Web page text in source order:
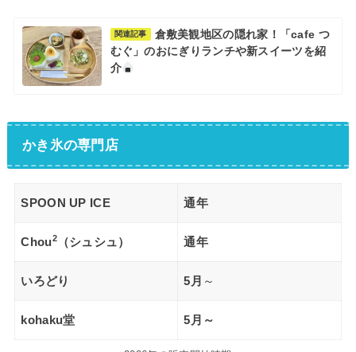
関連記事
倉敷美観地区の隠れ家！「cafe つ
むぐ」のおにぎりランチや新スイーツを紹
介
かき氷の専門店
SPOON UP ICE 通年
Chou2（シュシュ） 通年
いろどり 5月 ～
kohaku堂 5月～